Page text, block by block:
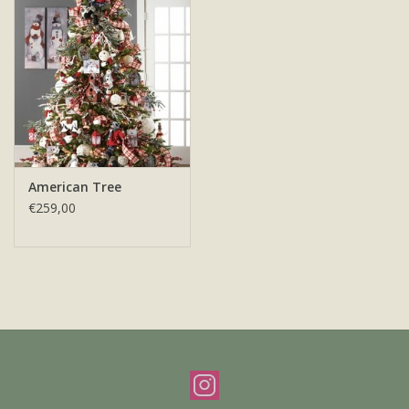
Offerte & werkwijze
American Tree
€259,00